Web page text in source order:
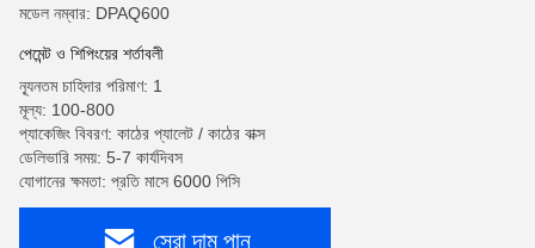
মডেল নম্বার: DPAQ600
পেমেন্ট ও শিপিংয়ের শর্তাবলী
ন্যূনতম চাহিদার পরিমাণ: 1
মূল্য: 100-800
প্যাকেজিং বিবরণ: কাঠের প্যালেট / কাঠের বাক্স
ডেলিভারি সময়: 5-7 কার্যদিবস
যোগানের ক্ষমতা: প্রতি মাসে 6000 পিসি
সেরা দাম পান